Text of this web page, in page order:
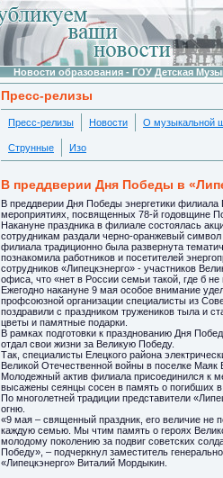
Новости образования - ГОУ Детская
Пресс-релизы
Пресс-релизы Новости О музыкальной
Струнные Изо
В преддверии Дня Победы в
В преддверии Дня Победы энергетики
мероприятиях, посвященных 78-й годовщине
Накануне праздника в филиале состоялась
сотрудникам раздали черно-оранжевый
филиала традиционно была развернута
познакомила работников и посетителей
сотрудников «Липецкэнерго» - участников
офиса, что «нет в России семьи такой, где б
Ежегодно накануне 9 мая особое внимание
профсоюзной организации специалисты из
поздравили с праздником тружеников тыла и
цветы и памятные подарки.
В рамках подготовки к празднованию Дня
отдал свои жизни за Великую Победу.
Так, специалисты Елецкого района
Великой Отечественной войны в поселке Маяк
Молодежный актив филиала присоединился к
высажены сеянцы сосен в память о погибших
По многолетней традиции представители
огню.
«9 мая – священный праздник, его величие не
каждую семью. Мы чтим память о героях
молодому поколению за подвиг советских
Победу», – подчеркнул заместитель
«Липецкэнерго» Виталий Мордыкин.